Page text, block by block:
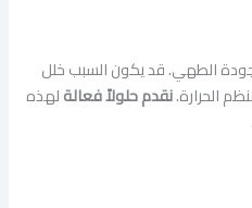
الطهي. قد يكون السبب خلل
الحرارة.نقدم حلولاً فعالةلهذه